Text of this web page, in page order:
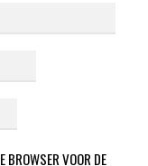
BROWSER VOOR DE